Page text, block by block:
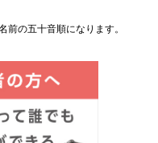
前の五十音順になります。